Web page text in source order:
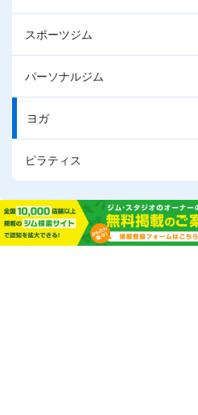
スポーツジム
パーソナルジム
ヨガ
ピラティス